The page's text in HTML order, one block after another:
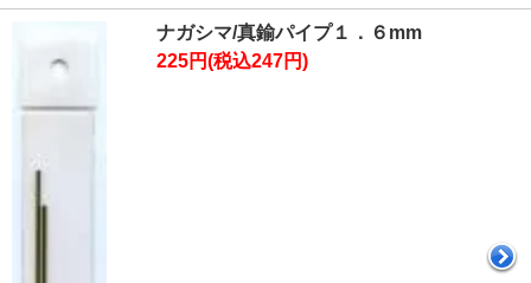
ナガシマ/真鍮パイプ１．６mm
225円(税込247円)